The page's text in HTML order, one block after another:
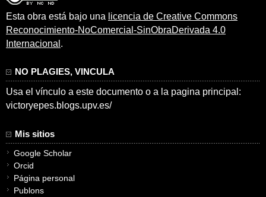
Esta obra está bajo una licencia de Creative Commons
Reconocimiento-NoComercial-SinObraDerivada 4.0
Internacional .
NO PLAGIES, VINCULA
Usa el vínculo a este documento o a la pagina principal:
victoryepes.blogs.upv.es/
Mis sitios
Google Scholar
Orcid
Página personal
Publons